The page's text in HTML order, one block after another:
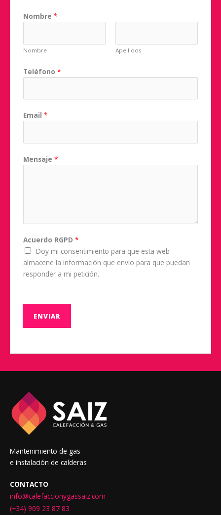
Nombre *
Nombre Apellidos
Teléfono *
Email *
Mensaje *
Acuerdo RGPD *
Doy mi consentimiento para que esta web
almacene la información que envío para que puedan
responder a mi petición.
ENVIAR
Mantenimiento de gas
e instalación de calderas
CONTACTO
info@calefaccionygassaiz.com
(+34) 969 23 87 83